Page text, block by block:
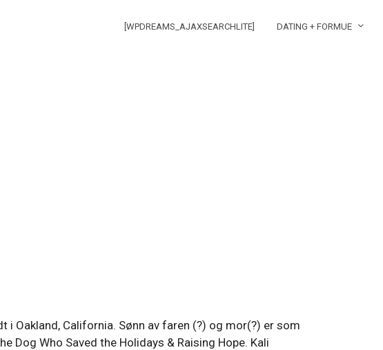
[WPDREAMS_AJAXSEARCHLITE] DATING + FORMUE
Oakland, California. Sønn av faren (?) og mor(?) er som
Dog Who Saved the Holidays & Raising Hope. Kali